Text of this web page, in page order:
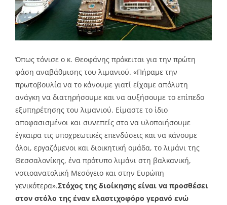
Όπως τόνισε ο κ. Θεοφάνης πρόκειται για την πρώτη
φάση αναβάθμισης του λιμανιού. «Πήραμε την
πρωτοβουλία να το κάνουμε γιατί είχαμε απόλυτη
ανάγκη να διατηρήσουμε και να αυξήσουμε το επίπεδο
εξυπηρέτησης του λιμανιού. Είμαστε το ίδιο
αποφασισμένοι και συνεπείς στο να υλοποιήσουμε
έγκαιρα τις υποχρεωτικές επενδύσεις και να κάνουμε
όλοι, εργαζόμενοι και διοικητική ομάδα, το λιμάνι της
Θεσσαλονίκης, ένα πρότυπο λιμάνι στη βαλκανική,
νοτιοανατολική Μεσόγειο και στην Ευρώπη
γενικότερα».Στόχος της διοίκησης είναι να προσθέσει
στον στόλο της έναν ελαστιχοφόρο γερανό ενώ